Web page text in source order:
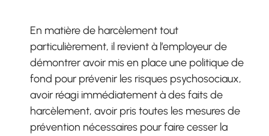
En matière de harcèlement tout
particulièrement, il revient à l’employeur de
démontrer avoir mis en place une politique de
fond pour prévenir les risques psychosociaux,
avoir réagi immédiatement à des faits de
harcèlement, avoir pris toutes les mesures de
prévention nécessaires pour faire cesser la